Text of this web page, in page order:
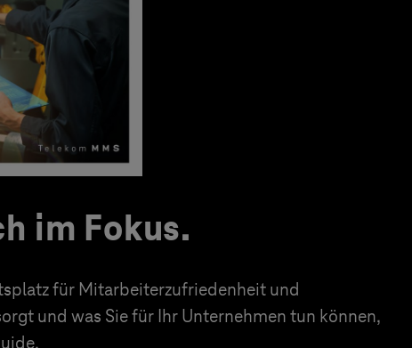
im Fokus.
für Mitarbeiterzufriedenheit und
und was Sie für Ihr Unternehmen tun können,